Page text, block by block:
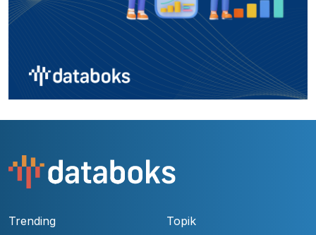
Trending Topik